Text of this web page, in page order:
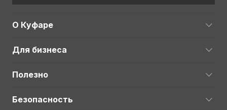
О Куфаре
Для бизнеса
Полезно
Безопасность